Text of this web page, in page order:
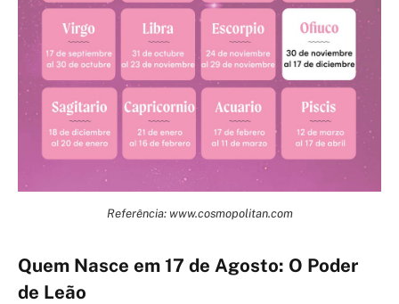
Referência: www.cosmopolitan.com
Quem Nasce em 17 de Agosto: O Poder
de Leão